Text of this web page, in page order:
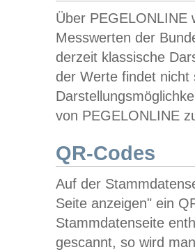
Über PEGELONLINE
Messwerten der
derzeit klassische
der Werte findet
von PEGELONLINE
QR-Codes
Auf der
Seite anzeigen" ein
Stammdatenseite
gescannt, so wird